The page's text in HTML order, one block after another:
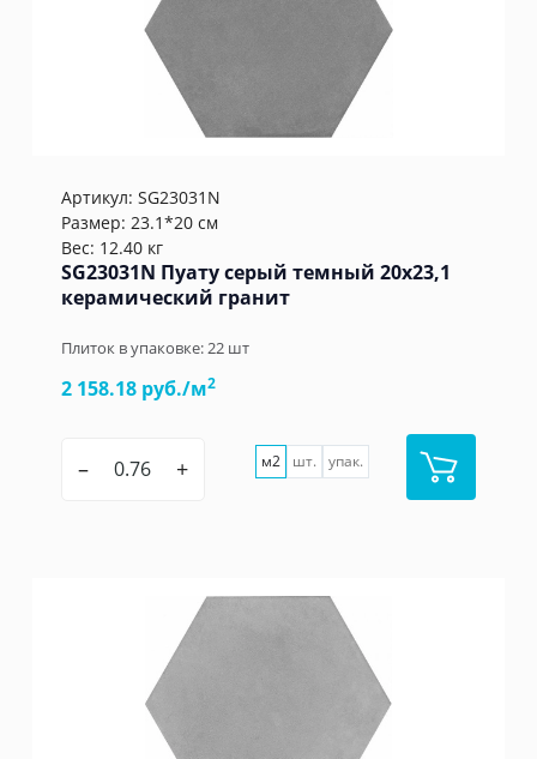
Артикул: SG23031N
Размер: 23.1*20 см
Вес: 12.40 кг
SG23031N Пуату серый темный 20x23,1
керамический гранит
Плиток в упаковке:22 шт
2 158.18 руб./м2
– + м2 шт. упак.